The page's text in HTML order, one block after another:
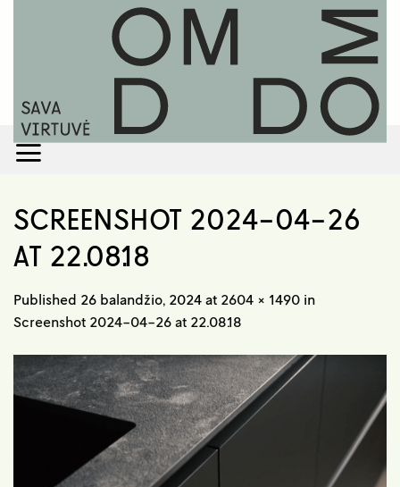
SCREENSHOT 2024-04-26
AT 22.08.18
Published 26 balandžio, 2024 at 2604 × 1490 in
Screenshot 2024-04-26 at 22.08.18